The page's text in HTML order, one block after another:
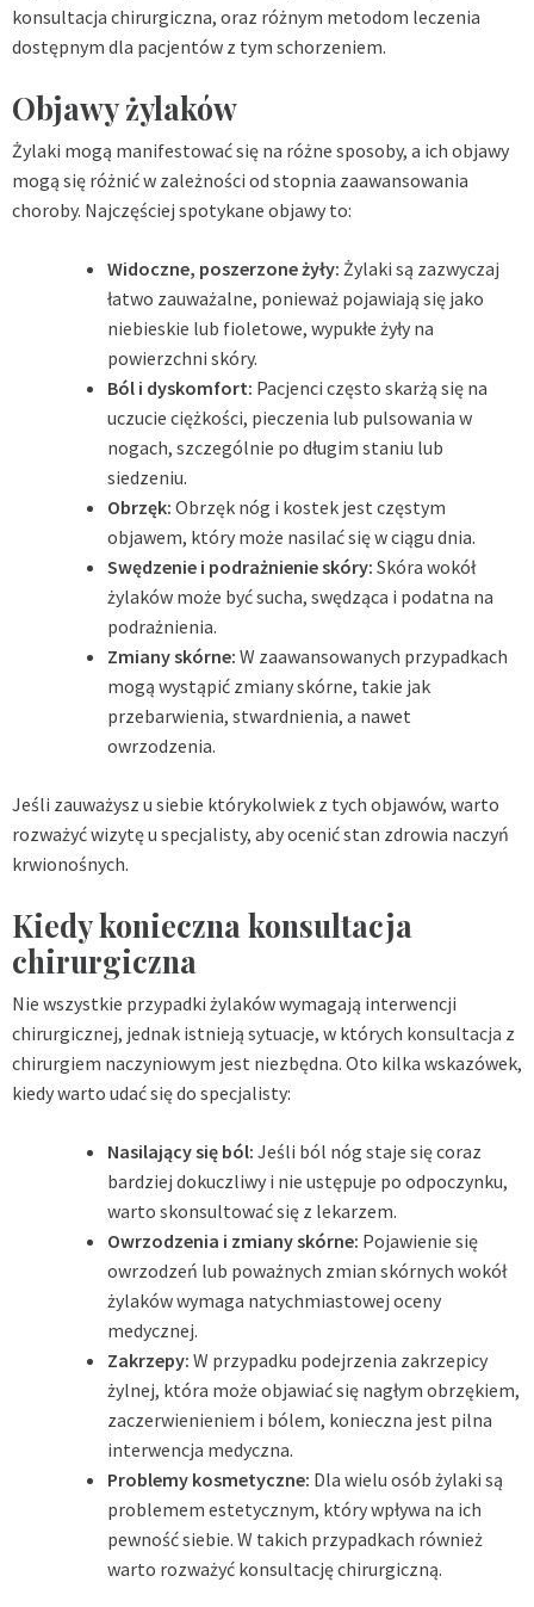
konsultacja chirurgiczna, oraz różnym metodom leczenia
dostępnym dla pacjentów z tym schorzeniem.
Objawy żylaków
Żylaki mogą manifestować się na różne sposoby, a ich objawy
mogą się różnić w zależności od stopnia zaawansowania
choroby. Najczęściej spotykane objawy to:
Widoczne, poszerzone żyły: Żylaki są zazwyczaj
łatwo zauważalne, ponieważ pojawiają się jako
niebieskie lub fioletowe, wypukłe żyły na
powierzchni skóry.
Ból i dyskomfort: Pacjenci często skarżą się na
uczucie ciężkości, pieczenia lub pulsowania w
nogach, szczególnie po długim staniu lub
siedzeniu.
Obrzęk: Obrzęk nóg i kostek jest częstym
objawem, który może nasilać się w ciągu dnia.
Swędzenie i podrażnienie skóry: Skóra wokół
żylaków może być sucha, swędząca i podatna na
podrażnienia.
Zmiany skórne: W zaawansowanych przypadkach
mogą wystąpić zmiany skórne, takie jak
przebarwienia, stwardnienia, a nawet
owrzodzenia.
Jeśli zauważysz u siebie którykolwiek z tych objawów, warto
rozważyć wizytę u specjalisty, aby ocenić stan zdrowia naczyń
krwionośnych.
Kiedy konieczna konsultacja
chirurgiczna
Nie wszystkie przypadki żylaków wymagają interwencji
chirurgicznej, jednak istnieją sytuacje, w których konsultacja z
chirurgiem naczyniowym jest niezbędna. Oto kilka wskazówek,
kiedy warto udać się do specjalisty:
Nasilający się ból: Jeśli ból nóg staje się coraz
bardziej dokuczliwy i nie ustępuje po odpoczynku,
warto skonsultować się z lekarzem.
Owrzodzenia i zmiany skórne: Pojawienie się
owrzodzeń lub poważnych zmian skórnych wokół
żylaków wymaga natychmiastowej oceny
medycznej.
Zakrzepy: W przypadku podejrzenia zakrzepicy
żylnej, która może objawiać się nagłym obrzękiem,
zaczerwienieniem i bólem, konieczna jest pilna
interwencja medyczna.
Problemy kosmetyczne: Dla wielu osób żylaki są
problemem estetycznym, który wpływa na ich
pewność siebie. W takich przypadkach również
warto rozważyć konsultację chirurgiczną.